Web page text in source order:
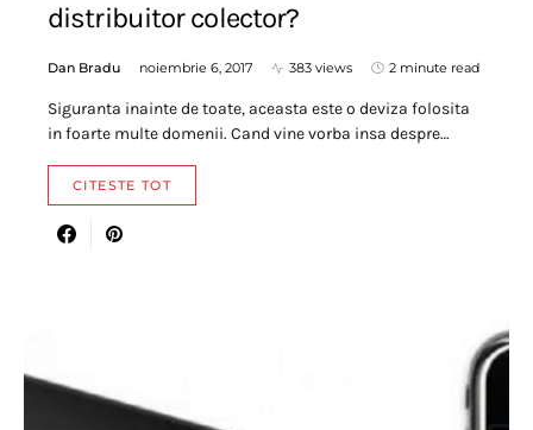
distribuitor colector?
Dan Bradu noiembrie 6, 2017 383 views 2 minute read
Siguranta inainte de toate, aceasta este o deviza folosita
in foarte multe domenii. Cand vine vorba insa despre…
CITESTE TOT